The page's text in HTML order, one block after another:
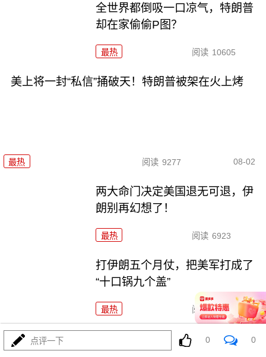
全世界都倒吸一口凉气，特朗普
却在家偷偷P图？
最热 阅读 10605
美上将一封“私信”捅破天！特朗普被架在火上烤
最热 阅读 9277 08-02
两大命门决定美国退无可退，伊
朗别再幻想了！
最热 阅读 6923
打伊朗五个月仗，把美军打成了
“十口锅九个盖”
最热 阅读 5370
特朗普要对伊朗“断气断电”？这豪
点评一下 0 0